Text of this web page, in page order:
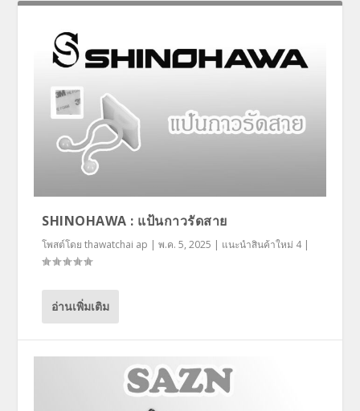
SHINOHAWA : แป้นกาวรัดสาย
โพสต์โดยthawatchai ap |พ.ค. 5, 2025 | แนะนำสินค้าใหม่ 4|
อ่านเพิ่มเติม